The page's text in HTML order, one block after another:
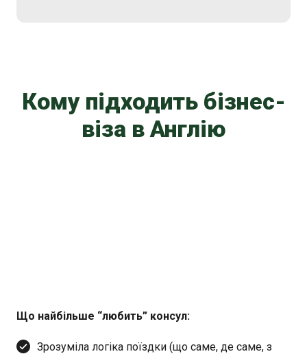
Кому підходить бізнес-
віза в Англію
Що найбільше “любить” консул:
Зрозуміла логіка поїздки (що саме, де саме, з